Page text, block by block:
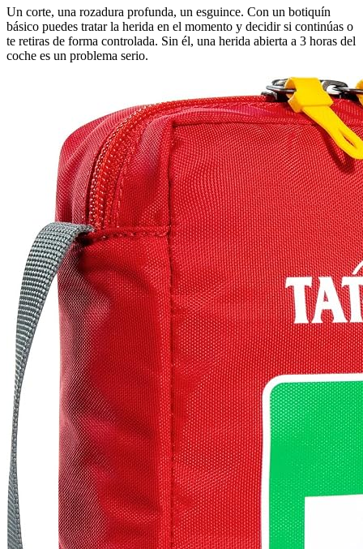
Un corte, una rozadura profunda, un esguince. Con un botiquín
básico puedes tratar la herida en el momento y decidir si continúas o
te retiras de forma controlada. Sin él, una herida abierta a 3 horas del
coche es un problema serio.